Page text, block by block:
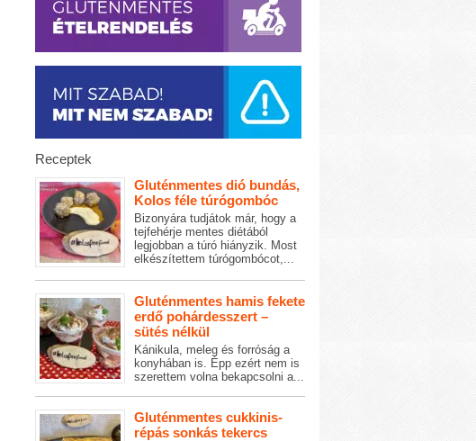
Receptek
Gluténmentes dió bundás,
Kolos féle túrógombóc
Bizonyára tudjátok már, hogy a
tejfehérje mentes diétából
legjobban a túró hiányzik. Most
elkészítettem túrógombócot,...
Gluténmentes hamis fekete
erdő pohárdesszert –
sütés nélkül
Kánikula, meleg és forróság a
konyhában is. Épp ezért nem is
szerettem volna bekapcsolni a...
Gluténmentes cukkinis-
répás sonkás tekercs